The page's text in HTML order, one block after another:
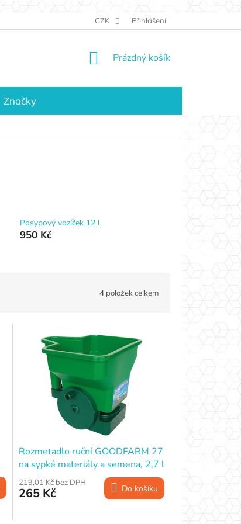
KONTAKTY KDO JSME?
CZK Přihlášení
NÁKUPNÍ
Prázdný košík
Značky
Posypový vozíček 12 l
950 Kč
4 položek celkem
Rozmetadlo ruční GOODFARM 27
na sypké materiály a semena, 2,7 l
219,01 Kč bez DPH
265 Kč Do košíku